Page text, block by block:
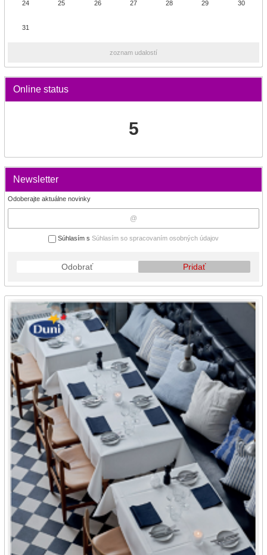
24 25 26 27 28 29 30
31
zoznam udalostí
Online status
5
Newsletter
Odoberajte aktuálne novinky
Súhlasím s Súhlasím so spracovaním osobných údajov
Odobrať Pridať